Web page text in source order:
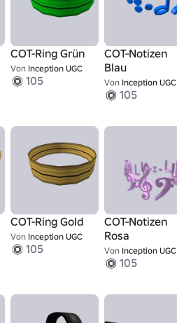
COT-Ring Grün
Von Inception UGC
105
COT-Notizen
Blau
Von Inception UGC
105
COT-Ring Gold
Von Inception UGC
105
COT-Notizen
Rosa
Von Inception UGC
105